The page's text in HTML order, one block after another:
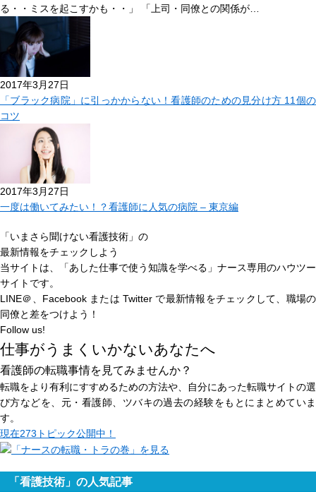
る・・ミスを起こすかも・・」 「上司・同僚との関係が…
2017年3月27日
「ブラック病院」に引っかからない！看護師のための見分け方 11個の
コツ
2017年3月27日
一度は働いてみたい！？看護師に人気の病院 – 東京編
「いまさら聞けない看護技術」の
最新情報をチェックしよう
当サイトは、
「あした仕事で使う知識を学べる」 ナース専用のハウツー
サイトです。
LINE＠、Facebook または Twitter で最新情報をチェックして、職場の
同僚と差をつけよう！
Follow us!
仕事がうまくいかないあなたへ
看護師の転職事情を見てみませんか？
転職をより有利にすすめるための方法や、自分にあった転職サイトの選
び方などを、元・看護師、ツバキの過去の経験をもとにまとめていま
す。
現在273トピック公開中！
「看護技術」の人気記事